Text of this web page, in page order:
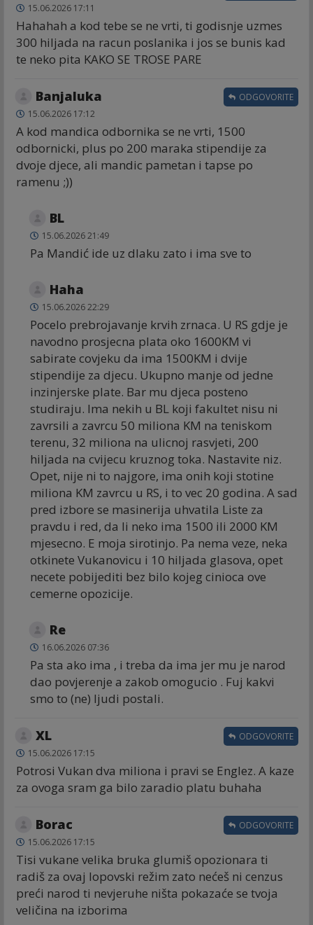
15.06.2026 17:11
Hahahah a kod tebe se ne vrti, ti godisnje uzmes
300 hiljada na racun poslanika i jos se bunis kad
te neko pita KAKO SE TROSE PARE
Banjaluka
15.06.2026 17:12
A kod mandica odbornika se ne vrti, 1500
odbornicki, plus po 200 maraka stipendije za
dvoje djece, ali mandic pametan i tapse po
ramenu ;))
ODGOVORITE
BL
15.06.2026 21:49
Pa Mandić ide uz dlaku zato i ima sve to
Haha
15.06.2026 22:29
Pocelo prebrojavanje krvih zrnaca. U RS gdje je
navodno prosjecna plata oko 1600KM vi
sabirate covjeku da ima 1500KM i dvije
stipendije za djecu. Ukupno manje od jedne
inzinjerske plate. Bar mu djeca posteno
studiraju. Ima nekih u BL koji fakultet nisu ni
zavrsili a zavrcu 50 miliona KM na teniskom
terenu, 32 miliona na ulicnoj rasvjeti, 200
hiljada na cvijecu kruznog toka. Nastavite niz.
Opet, nije ni to najgore, ima onih koji stotine
miliona KM zavrcu u RS, i to vec 20 godina. A sad
pred izbore se masinerija uhvatila Liste za
pravdu i red, da li neko ima 1500 ili 2000 KM
mjesecno. E moja sirotinjo. Pa nema veze, neka
otkinete Vukanovicu i 10 hiljada glasova, opet
necete pobijediti bez bilo kojeg cinioca ove
cemerne opozicije.
Re
16.06.2026 07:36
Pa sta ako ima , i treba da ima jer mu je narod
dao povjerenje a zakob omogucio . Fuj kakvi
smo to (ne) ljudi postali.
XL
15.06.2026 17:15
Potrosi Vukan dva miliona i pravi se Englez. A kaze
za ovoga sram ga bilo zaradio platu buhaha
ODGOVORITE
Borac
15.06.2026 17:15
Tisi vukane velika bruka glumiš opozionara ti
radiš za ovaj lopovski režim zato nećeš ni cenzus
preći narod ti nevjeruhe ništa pokazaće se tvoja
veličina na izborima
ODGOVORITE